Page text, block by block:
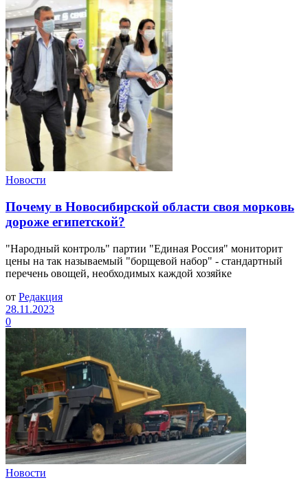
Новости
Почему в Новосибирской области своя морковь
дороже египетской?
"Народный контроль" партии "Единая Россия" мониторит
цены на так называемый "борщевой набор" - стандартный
перечень овощей, необходимых каждой хозяйке
от Редакция
28.11.2023
0
Новости